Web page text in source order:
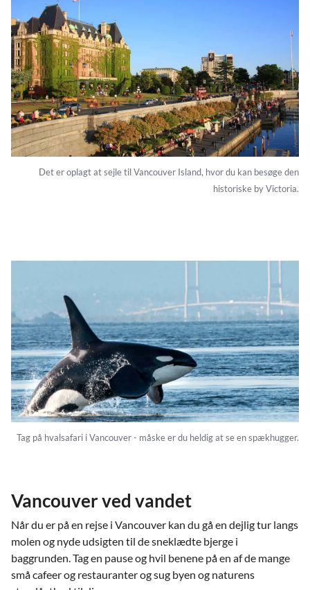
Det er oplagt at sejle til Vancouver Island, hvor du kan besøge den
historiske by Victoria.
Tag på hvalsafari i Vancouver - måske er du heldig at se en spækhugger.
Vancouver ved vandet
Når du er på en rejse i Vancouver kan du gå en dejlig tur langs
molen og nyde udsigten til de sneklædte bjerge i
baggrunden. Tag en pause og hvil benene på en af de mange
små cafeer og restauranter og sug byen og naturens